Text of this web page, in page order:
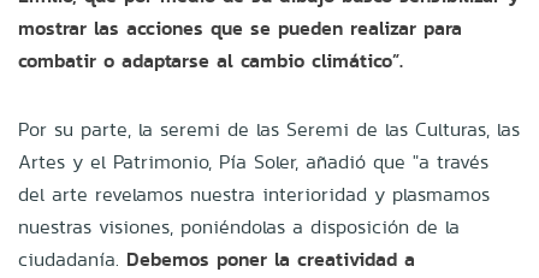
mostrar las acciones que se pueden realizar para
combatir o adaptarse al cambio climático”.
Por su parte, la seremi de las Seremi de las Culturas, las
Artes y el Patrimonio, Pía Soler, añadió que "a través
del arte revelamos nuestra interioridad y plasmamos
nuestras visiones, poniéndolas a disposición de la
ciudadanía. Debemos poner la creatividad a